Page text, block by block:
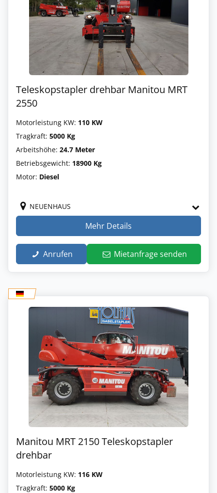
Teleskopstapler drehbar Manitou MRT
2550
Motorleistung KW: 110 KW
Tragkraft: 5000 Kg
Arbeitshöhe: 24.7 Meter
Betriebsgewicht: 18900 Kg
Motor: Diesel
NEUENHAUS
Mehr Details
Anrufen Mietanfrage senden
Manitou MRT 2150 Teleskopstapler
drehbar
Motorleistung KW: 116 KW
Tragkraft: 5000 Kg